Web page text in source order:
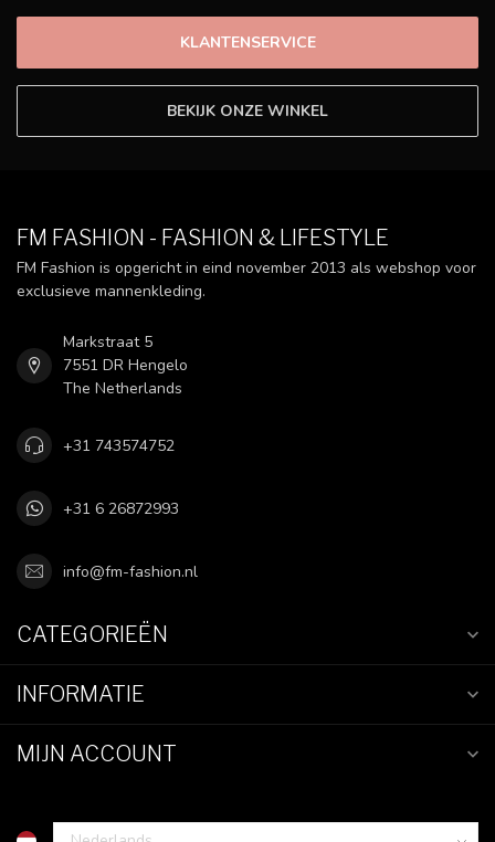
KLANTENSERVICE
BEKIJK ONZE WINKEL
FM FASHION - FASHION & LIFESTYLE
FM Fashion is opgericht in eind november 2013 als webshop voor
exclusieve mannenkleding.
Markstraat 5
7551 DR Hengelo
The Netherlands
+31 743574752
+31 6 26872993
info@fm-fashion.nl
CATEGORIEËN
INFORMATIE
MIJN ACCOUNT